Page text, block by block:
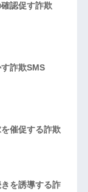
認促す詐欺
詐欺SMS
催促する詐欺
を誘導する詐